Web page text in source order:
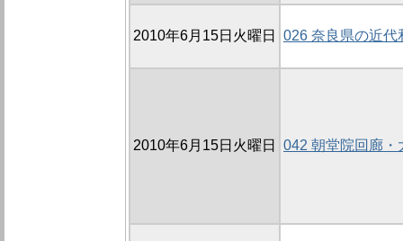
2010年6月15日火曜日 026 奈良県の近代
2010年6月15日火曜日 042 朝堂院回廊・